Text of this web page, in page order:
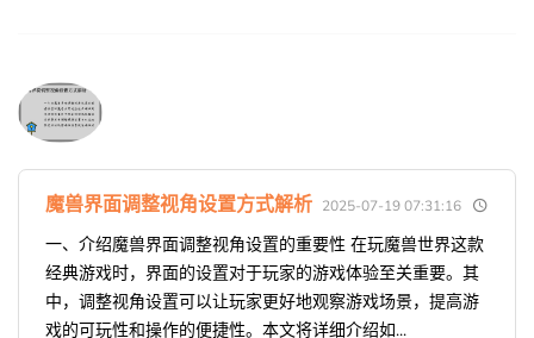
魔兽界面调整视角设置方式解析 2025-07-19 07:31:16
一、介绍魔兽界面调整视角设置的重要性 在玩魔兽世界这款
经典游戏时，界面的设置对于玩家的游戏体验至关重要。其
中，调整视角设置可以让玩家更好地观察游戏场景，提高游
戏的可玩性和操作的便捷性。本文将详细介绍如...